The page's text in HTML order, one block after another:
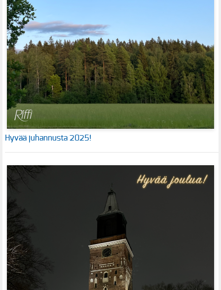
Hyvää juhannusta 2025!